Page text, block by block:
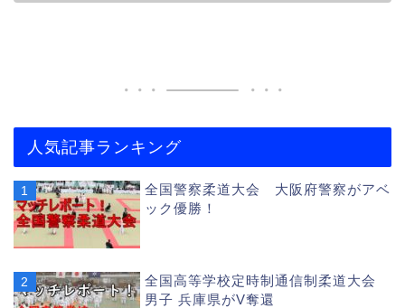
人気記事ランキング
全国警察柔道大会 大阪府警察がアベ
ック優勝！
全国高等学校定時制通信制柔道大会
男子 兵庫県がV奪還